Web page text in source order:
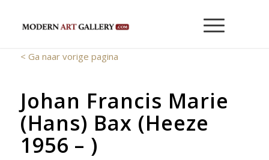
< Ga naar vorige pagina
Johan Francis Marie
(Hans) Bax (Heeze
1956 – )